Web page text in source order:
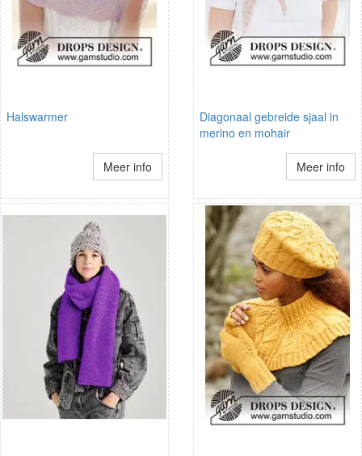
Halswarmer
Meer info
Diagonaal gebreide sjaal in
merino en mohair
Meer info